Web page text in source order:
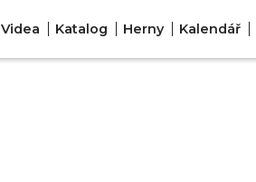
Videa Katalog Herny Kalendář